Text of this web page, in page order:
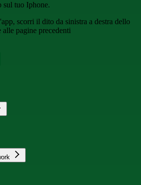
sul tuo Iphone.
scorri il dito da sinistra a destra dello
alle pagine precedenti